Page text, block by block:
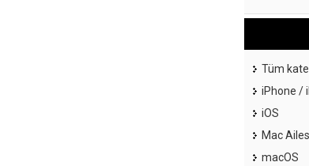
Tüm
iPhone /
iOS
Mac
macOS